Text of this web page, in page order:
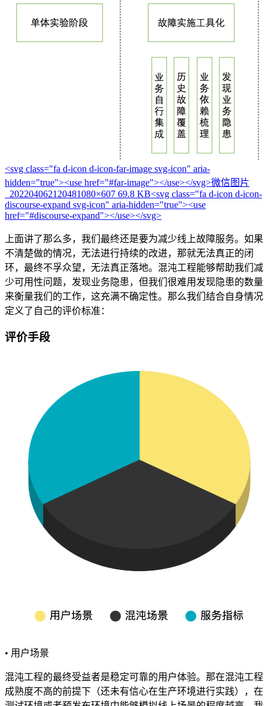
<svg class="fa d-icon d-icon-far-image svg-icon" aria-
hidden="true"><use href="#far-image"></use></svg>微信图片
_202204062120481080×607 69.8 KB<svg class="fa d-icon d-icon-
discourse-expand svg-icon" aria-hidden="true"><use
href="#discourse-expand"></use></svg>
上面讲了那么多，我们最终还是要为减少线上故障服务。如果
不清楚做的情况，无法进行持续的改进，那就无法真正的闭
环，最终不孚众望，无法真正落地。混沌工程能够帮助我们减
少可用性问题，发现业务隐患，但我们很难用发现隐患的数量
来衡量我们的工作，这充满不确定性。那么我们结合自身情况
定义了自己的评价标准：
评价手段
• 用户场景
混沌工程的最终受益者是稳定可靠的用户体验。那在混沌工程
成熟度不高的前提下（还未有信心在生产环境进行实践），在